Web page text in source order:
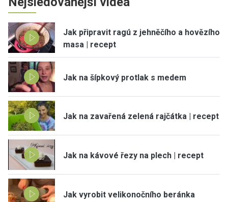
Jak připravit ragú z jehněčího a hovězího
masa | recept
Jak na šípkový protlak s medem
Jak na zavařená zelená rajčátka | recept
Jak na kávové řezy na plech | recept
Jak vyrobit velikonočního beránka